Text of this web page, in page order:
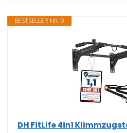
BESTSELLER NR. 9
DH FitLife 4in1